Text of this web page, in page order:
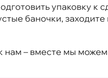
упаковку к
баночки,
нам – вместе мы